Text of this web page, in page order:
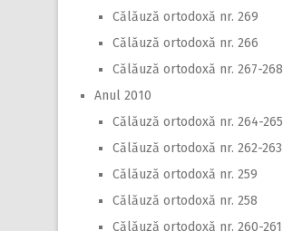
Călăuză ortodoxă nr. 269
Călăuză ortodoxă nr. 266
Călăuză ortodoxă nr. 267-268
Anul 2010
Călăuză ortodoxă nr. 264-265
Călăuză ortodoxă nr. 262-263
Călăuză ortodoxă nr. 259
Călăuză ortodoxă nr. 258
Călăuză ortodoxă nr. 260-261